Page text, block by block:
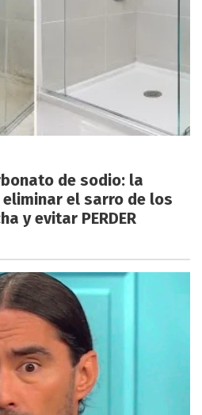
de sodio: la
eliminar el sarro de los
y evitar PERDER